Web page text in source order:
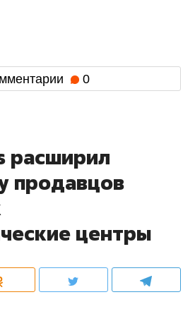
0
расширил
продавцов
центры